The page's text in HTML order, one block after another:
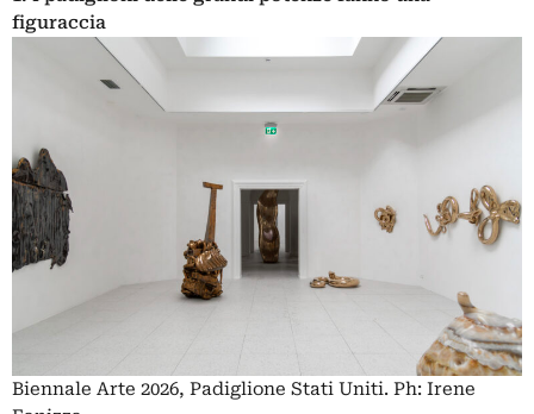
figuraccia
Biennale Arte 2026, Padiglione Stati Uniti. Ph: Irene